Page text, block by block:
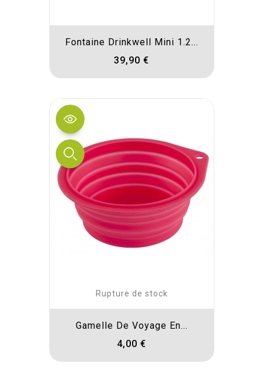
Fontaine Drinkwell Mini 1.2...
39,90 €
Rupture de stock
Gamelle De Voyage En...
4,00 €